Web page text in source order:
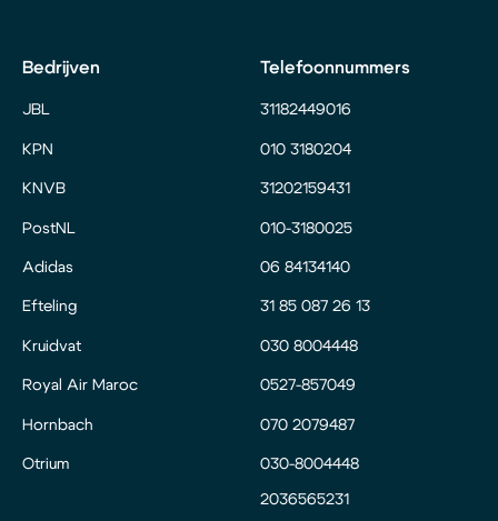
Bedrijven
JBL
KPN
KNVB
PostNL
Adidas
Efteling
Kruidvat
Royal Air Maroc
Hornbach
Otrium
Telefoonnummers
31182449016
010 3180204
31202159431
010-3180025
06 84134140
31 85 087 26 13
030 8004448
0527-857049
070 2079487
030-8004448
2036565231